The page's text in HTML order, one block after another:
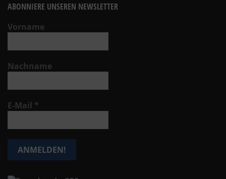
ABONNIERE UNSEREN NEWSLETTER
Vorname
Nachname
E-Mail *